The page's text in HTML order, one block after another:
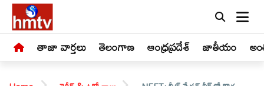
తాజా వార్తలు తెలంగాణ ఆంధ్రప్రదేశ్ జాతీయం